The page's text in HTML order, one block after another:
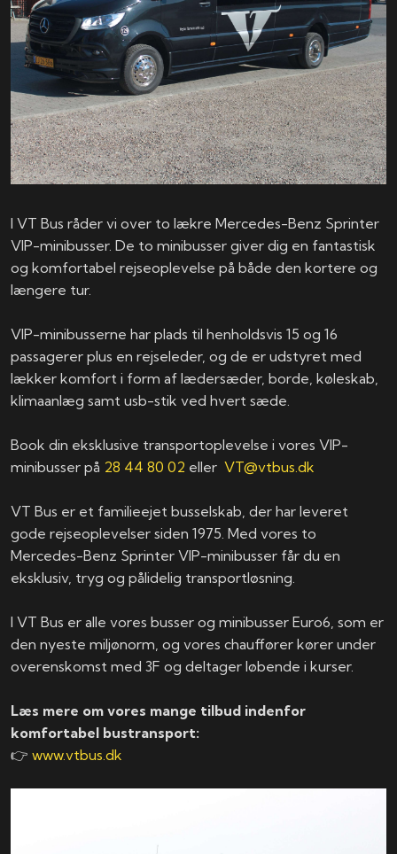
I VT Bus råder vi over to lækre Mercedes-Benz Sprinter
VIP-minibusser. De to minibusser giver dig en fantastisk
og komfortabel rejseoplevelse på både den kortere og
længere tur.
VIP-minibusserne har plads til henholdsvis 15 og 16
passagerer plus en rejseleder, og de er udstyret med
lækker komfort i form af lædersæder, borde, køleskab,
klimaanlæg samt usb-stik ved hvert sæde.
Book din eksklusive transportoplevelse i vores VIP-
minibusser på 28 44 80 02 ellerVT@vtbus.dk
VT Bus er et familieejet busselskab, der har leveret
gode rejseoplevelser siden 1975. Med vores to
Mercedes-Benz Sprinter VIP-minibusser får du en
eksklusiv, tryg og pålidelig transportløsning.
I VT Bus er alle vores busser og minibusser Euro6, som er
den nyeste miljønorm, og vores chauffører kører under
overenskomst med 3F og deltager løbende i kurser.
Læs mere om vores mange tilbud indenfor
komfortabel bustransport:
👉www.vtbus.dk